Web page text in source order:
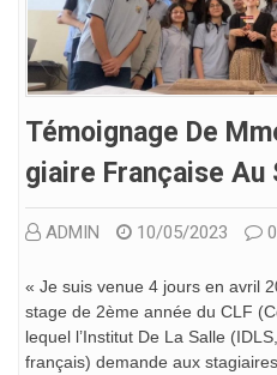
Témoignage De
Giaire Française Au
ADMIN 10/05/2023
« Je suis venue 4 jours en avril
stage de 2ème année du CLF
lequel l’Institut De La Salle
français) demande aux